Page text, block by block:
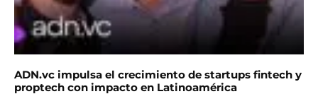
ADN.vc impulsa el crecimiento de startups fintech y
proptech con impacto en Latinoamérica